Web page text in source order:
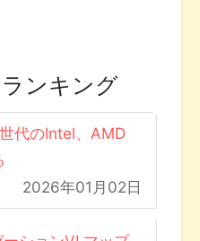
ンキング
代のIntel、AMD
2026年01月02日